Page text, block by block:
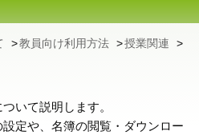
>教員向け利用方法 >授業関連 >
いて説明します。
定や、名簿の閲覧・ダウンロー